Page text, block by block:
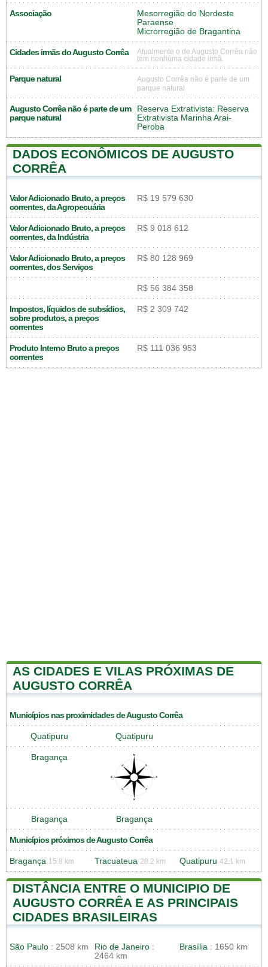
Associação
Mesorregião do Nordeste
Paraense
Microrregião de Bragantina
Cidades irmãs do Augusto Corrêa
Atualmente o de Augusto Corrêa não
tem nenhuma cidade irmã.
Parque natural
Augusto Corrêa não é parte de um
parque natural
Augusto Corrêa não é parte de um
parque natural
Reserva Extrativista: Reserva
Extrativista Marinha Arai-
Peroba
DADOS ECONÔMICOS DE AUGUSTO
CORRÊA
Valor Adicionado Bruto, a preços
correntes, da Agropecuária
R$ 19 579 630
Valor Adicionado Bruto, a preços
correntes, da Indústria
R$ 9 018 612
Valor Adicionado Bruto, a preços
correntes, dos Serviços
R$ 80 128 969
R$ 56 384 358
Impostos, líquidos de subsídios,
sobre produtos, a preços
correntes
R$ 2 309 742
Produto Interno Bruto a preços
correntes
R$ 111 036 953
AS CIDADES E VILAS PRÓXIMAS DE
AUGUSTO CORRÊA
Municípios nas proximidades de Augusto Corrêa
Quatipuru Quatipuru
Bragança
Bragança Bragança
Municípios próximos de Augusto Corrêa
Bragança 15.8 km Tracuateua 28.2 km Quatipuru 42.1 km
DISTÂNCIA ENTRE O MUNICIPIO DE
AUGUSTO CORRÊA E AS PRINCIPAIS
CIDADES BRASILEIRAS
São Paulo : 2508 km Rio de Janeiro :
2464 km
Brasília : 1650 km